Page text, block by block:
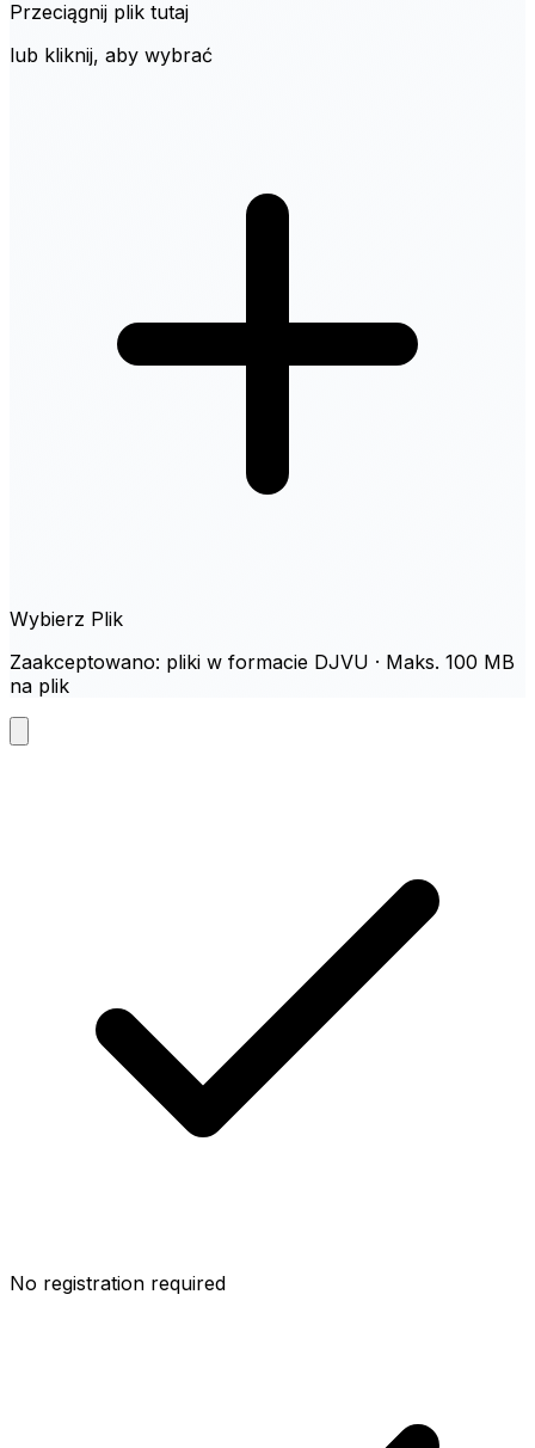
Przeciągnij plik tutaj
lub kliknij, aby wybrać
Wybierz Plik
Zaakceptowano: pliki w formacie DJVU · Maks. 100 MB
na plik
No registration required